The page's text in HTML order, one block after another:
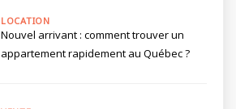
LOCATION
Nouvel arrivant : comment trouver un
appartement rapidement au Québec ?